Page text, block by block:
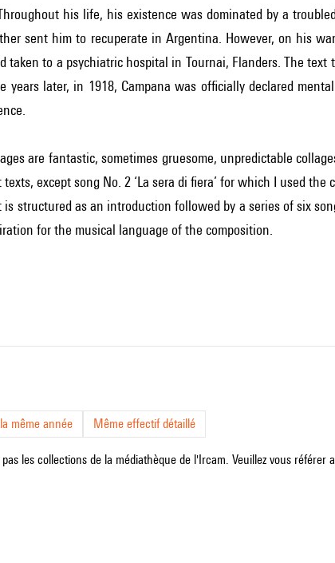
his life, his existence was dominated by a
sent him to recuperate in Argentina. However, on his
taken to a psychiatric hospital in Tournai, Flanders. The text
years later, in 1918, Campana was officially declared
are fantastic, sometimes gruesome, unpredictable
except song No. 2 ‘La sera di fiera’ for which I used the
structured as an introduction followed by a series of six
for the musical language of the composition.
même année Même effectif détaillé
les collections de la médiathèque de l'Ircam. Veuillez vous référer